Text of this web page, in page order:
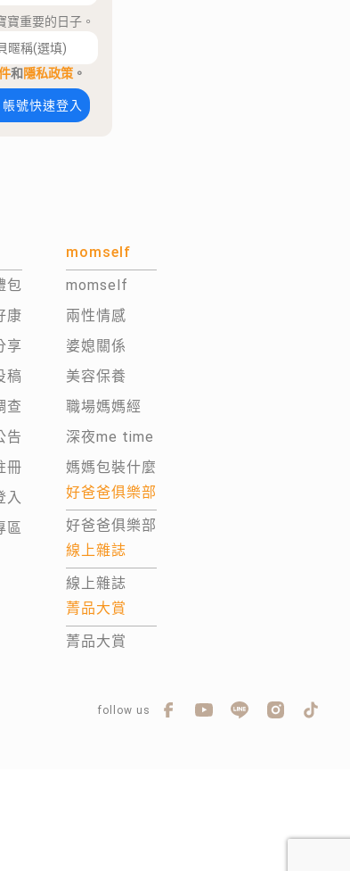
寶重要的日子。
和隱私政策 。
號快速登入
包
康
享
稿
查
告
冊
入
區
momself
momself
兩性情感
婆媳關係
美容保養
職場媽媽經
深夜me time
媽媽包裝什麼
好爸爸俱樂部
好爸爸俱樂部
線上雜誌
線上雜誌
菁品大賞
菁品大賞
follow us